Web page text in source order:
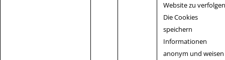
Website zu
Die Cookies
speichern
Informationen
anonym und weisen